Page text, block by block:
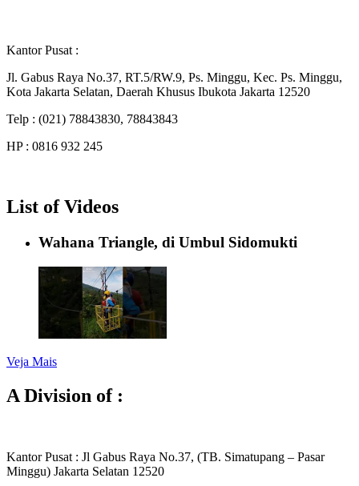
Kantor Pusat :
Jl. Gabus Raya No.37, RT.5/RW.9, Ps. Minggu, Kec. Ps. Minggu,
Kota Jakarta Selatan, Daerah Khusus Ibukota Jakarta 12520
Telp : (021) 78843830, 78843843
HP : 0816 932 245
List of Videos
Wahana Triangle, di Umbul Sidomukti
Veja Mais
A Division of :
Kantor Pusat : Jl Gabus Raya No.37, (TB. Simatupang – Pasar
Minggu) Jakarta Selatan 12520